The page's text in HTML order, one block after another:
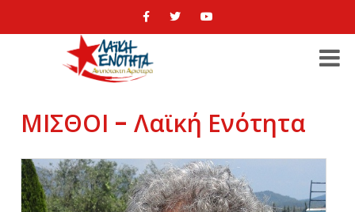
ΜΙΣΘΟΙ - Λαϊκή Ενότητα